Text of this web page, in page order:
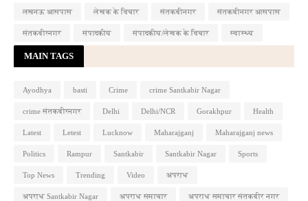
लखनऊ आसपास लेखक के विचार संतकबीनगर संतकबीनगर आसपास
संतकबीरनगर संपादकीय संपादकीय/लेखक के विचार स्वास्थ्य
MAIN TAGS
Ayodhya basti Crime crime Santkabir Nagar
crime संतकबीरनगर Delhi Delhi/NCR Gorakhpur Health
Latest Letest Lucknow Maharajganj Maharajganj news
Politics Rampur Santkabir Santkabir Nagar Sports
Top News Trending Video अपराध
अपराध Santkabir Nagar अपराध समाचार अपराध समाचार संतकबीर नगर